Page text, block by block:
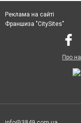
Реклама на сайті
Франшиза "CitySites"
Про